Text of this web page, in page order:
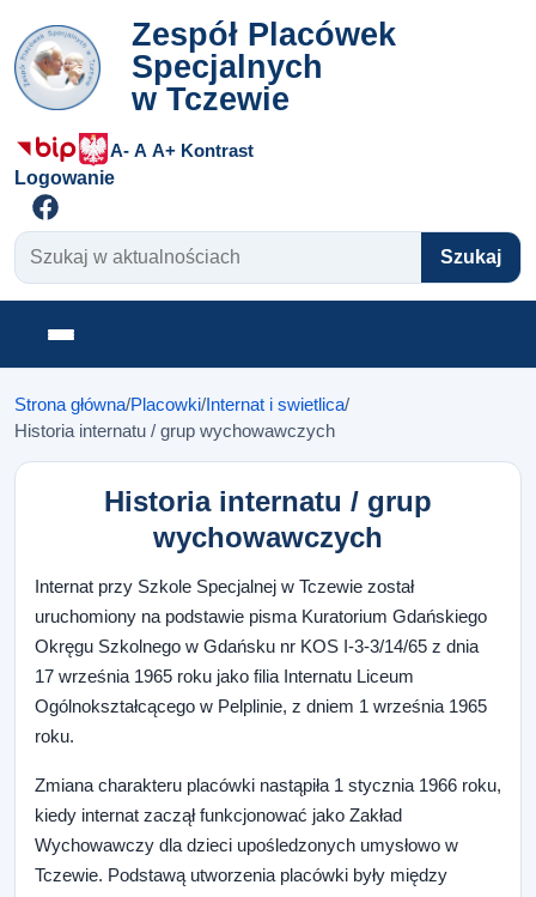
Zespół Placówek
Specjalnych
w Tczewie
A- A A+ Kontrast
Logowanie
Szukaj w aktualnościach
Szukaj
Otwórz menu
Strona główna/Placowki/Internat i swietlica/
Historia internatu / grup wychowawczych
Historia internatu / grup
wychowawczych
Internat przy Szkole Specjalnej w Tczewie został
uruchomiony na podstawie pisma Kuratorium Gdańskiego
Okręgu Szkolnego w Gdańsku nr KOS I-3-3/14/65 z dnia
17 września 1965 roku jako filia Internatu Liceum
Ogólnokształcącego w Pelplinie, z dniem 1 września 1965
roku.
Zmiana charakteru placówki nastąpiła 1 stycznia 1966 roku,
kiedy internat zaczął funkcjonować jako Zakład
Wychowawczy dla dzieci upośledzonych umysłowo w
Tczewie. Podstawą utworzenia placówki były między